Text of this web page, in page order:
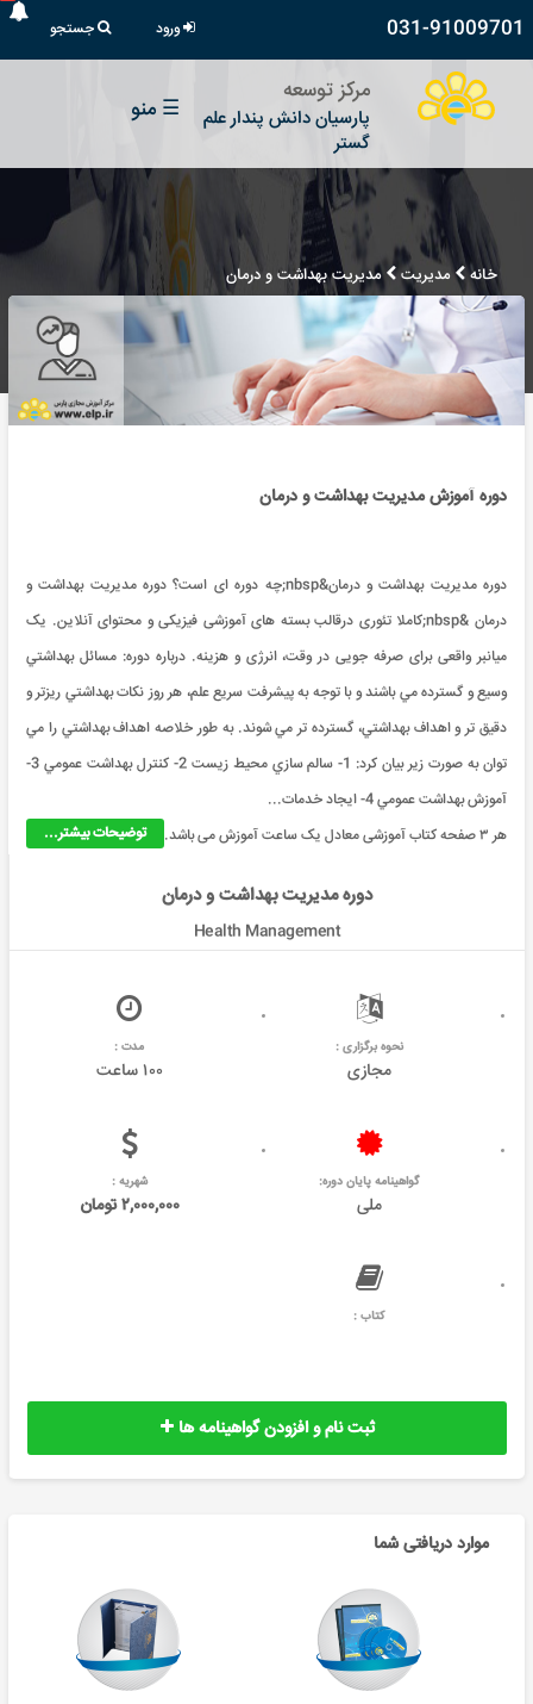
031-91009701 ورود جستجو
مرکز توسعه
پارسیان دانش پندار علم
گستر
☰ منو
خانه مدیریت مدیریت بهداشت و درمان
دوره آموزش مدیریت بهداشت و درمان
دوره مدیریت بهداشت و درمان&nbsp;چه دوره ای است؟ دوره مدیریت بهداشت و
درمان &nbsp;کاملا تئوری درقالب بسته های آموزشی فیزیکی و محتوای آنلاین. یک
میانبر واقعی برای صرفه جویی در وقت، انرژی و هزینه. درباره دوره: مسائل بهداشتي
وسيع و گسترده مي باشند و با توجه به پيشرفت سريع علم، هر روز نکات بهداشتي ريزتر و
دقيق تر و اهداف بهداشتي، گسترده تر مي شوند. به طور خلاصه اهداف بهداشتي را مي
توان به صورت زير بيان کرد: 1- سالم سازي محيط زيست 2- کنترل بهداشت عمومي 3-
آموزش بهداشت عمومي 4- ايجاد خدمات...
توضیحات بیشتر...
هر ۳ صفحه کتاب آموزشی معادل یک ساعت آموزش می باشد.
دوره مدیریت بهداشت و درمان
Health Management
نحوه برگزاری :
مجازی
مدت :
۱۰۰ ساعت
گواهینامه پایان دوره:
ملی
شهریه :
۲,۰۰۰,۰۰۰ تومان
کتاب :
ثبت نام و افزودن گواهینامه ها
موارد دریافتی شما